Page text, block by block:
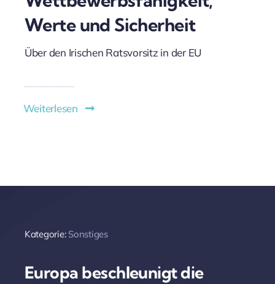
Werte und Sicherheit
Über den Irischen Ratsvorsitz in der EU
Weiterlesen
Kategorie: Sonstiges
Europa beschleunigt die